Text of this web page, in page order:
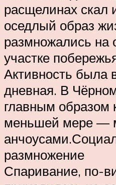
расщелинах скал
оседлый образ
размножались на
участке
Активность была
дневная. В
главным образом
меньшей мере —
размножение
Спаривание, по-